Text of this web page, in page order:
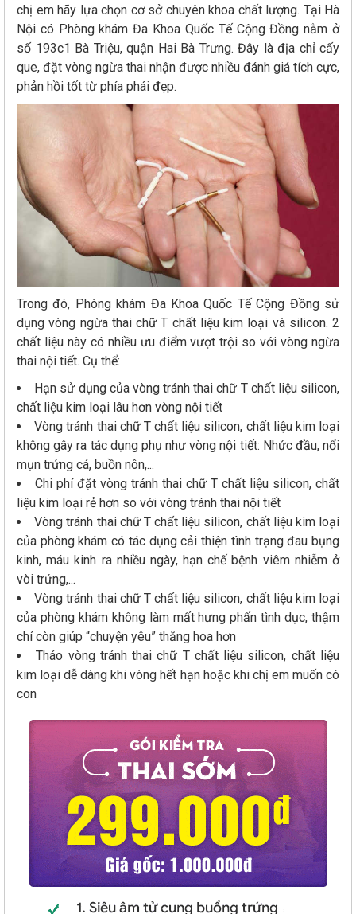
chị em hãy lựa chọn cơ sở chuyên khoa chất lượng. Tại Hà
Nội có Phòng khám Đa Khoa Quốc Tế Cộng Đồng nằm ở
số 193c1 Bà Triệu, quận Hai Bà Trưng. Đây là địa chỉ cấy
que, đặt vòng ngừa thai nhận được nhiều đánh giá tích cực,
phản hồi tốt từ phía phái đẹp.
Trong đó, Phòng khám Đa Khoa Quốc Tế Cộng Đồng sử
dụng vòng ngừa thai chữ T chất liệu kim loại và silicon. 2
chất liệu này có nhiều ưu điểm vượt trội so với vòng ngừa
thai nội tiết. Cụ thể:
Hạn sử dụng của vòng tránh thai chữ T chất liệu silicon,
chất liệu kim loại lâu hơn vòng nội tiết
Vòng tránh thai chữ T chất liệu silicon, chất liệu kim loại
không gây ra tác dụng phụ như vòng nội tiết: Nhức đầu, nổi
mụn trứng cá, buồn nôn,...
Chi phí đặt vòng tránh thai chữ T chất liệu silicon, chất
liệu kim loại rẻ hơn so với vòng tránh thai nội tiết
Vòng tránh thai chữ T chất liệu silicon, chất liệu kim loại
của phòng khám có tác dụng cải thiện tình trạng đau bụng
kinh, máu kinh ra nhiều ngày, hạn chế bệnh viêm nhiễm ở
vòi trứng,...
Vòng tránh thai chữ T chất liệu silicon, chất liệu kim loại
của phòng khám không làm mất hưng phấn tình dục, thậm
chí còn giúp “chuyện yêu” thăng hoa hơn
Tháo vòng tránh thai chữ T chất liệu silicon, chất liệu
kim loại dễ dàng khi vòng hết hạn hoặc khi chị em muốn có
con